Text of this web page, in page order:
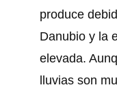
produce
Danubio y la
elevada.
lluvias son